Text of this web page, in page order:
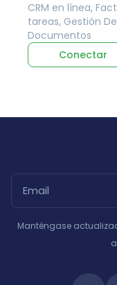
CRM en línea,
tareas, Gestión
Documentos
Conectar
Manténgase